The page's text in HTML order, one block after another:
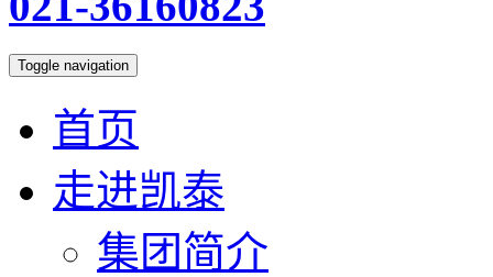
Toggle navigation
首页
走进凯泰
集团简介